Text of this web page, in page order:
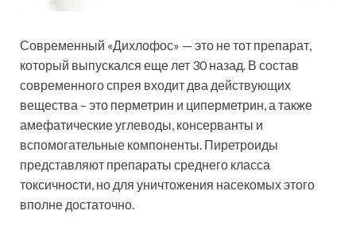
Современный «Дихлофос» — это не тот препарат,
который выпускался еще лет 30 назад. В состав
современного спрея входит два действующих
вещества – это перметрин и циперметрин, а также
амефатические углеводы, консерванты и
вспомогательные компоненты. Пиретроиды
представляют препараты среднего класса
токсичности, но для уничтожения насекомых этого
вполне достаточно.